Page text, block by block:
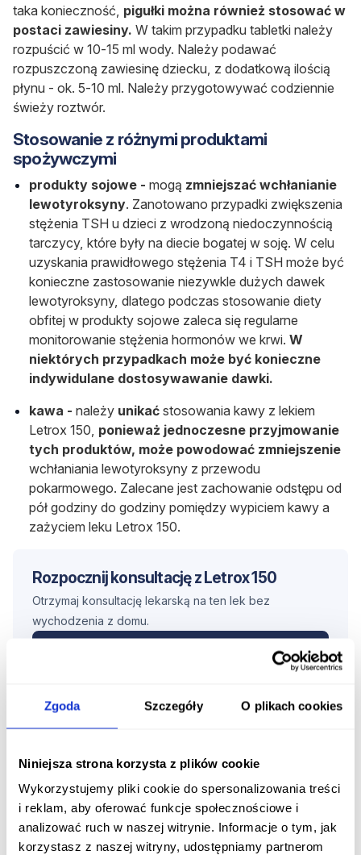
Zgoda Szczegóły O plikach cookies
Niniejsza strona korzysta z plików cookie
Wykorzystujemy pliki cookie do spersonalizowania treści
i reklam, aby oferować funkcje społecznościowe i
analizować ruch w naszej witrynie. Informacje o tym, jak
korzystasz z naszej witryny, udostępniamy partnerom
taka konieczność, pigułki można również stosować w
postaci zawiesiny. W takim przypadku tabletki należy
rozpuścić w 10-15 ml wody. Należy podawać
rozpuszczoną zawiesinę dziecku, z dodatkową ilością
płynu - ok. 5-10 ml. Należy przygotowywać codziennie
świeży roztwór.
Stosowanie z różnymi produktami
spożywczymi
produkty sojowe - mogą zmniejszać wchłanianie
lewotyroksyny. Zanotowano przypadki zwiększenia
stężenia TSH u dzieci z wrodzoną niedoczynnością
tarczycy, które były na diecie bogatej w soję. W celu
uzyskania prawidłowego stężenia T4 i TSH może być
konieczne zastosowanie niezywkle dużych dawek
lewotyroksyny, dlatego podczas stosowanie diety
obfitej w produkty sojowe zaleca się regularne
monitorowanie stężenia hormonów we krwi. W
niektórych przypadkach może być konieczne
indywidulane dostosywawanie dawki.
kawa - należy unikać stosowania kawy z lekiem
Letrox 150, ponieważ jednoczesne przyjmowanie
tych produktów, może powodować zmniejszenie
wchłaniania lewotyroksyny z przewodu
pokarmowego. Zalecane jest zachowanie odstępu od
pół godziny do godziny pomiędzy wypiciem kawy a
zażyciem leku Letrox 150.
Rozpocznij konsultację z Letrox 150
Otrzymaj konsultację lekarską na ten lek bez
wychodzenia z domu.
Jak dawkować lek u dorosłych?
Dawka dobowa leku Letrox 150 powinna być ustalana
wyniki badań laboratoryjnych.
Dawkę należy zwiększać o25-50 ugw odstępach
tygodni. Zalecane dawki leku Letrox 150, różnią się w
zależności od wskazań, w jakich pacjent przyjmuje lek.